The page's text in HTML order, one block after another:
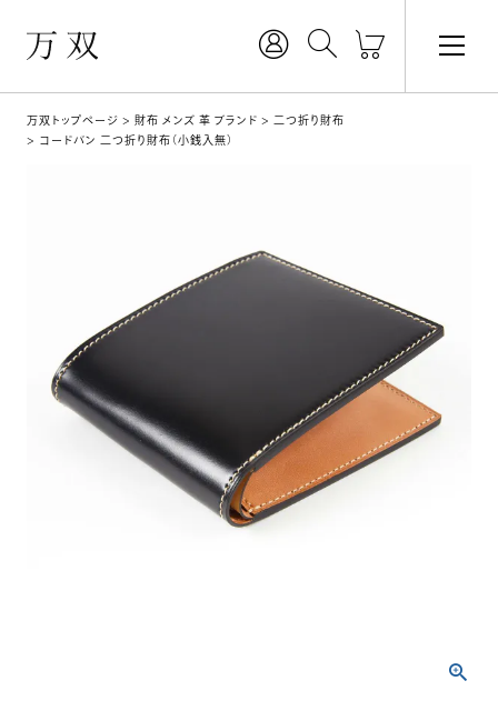
万双トップページ 財布 メンズ 革 ブランド
二つ折り財布
コードバン 二つ折り財布（小銭入無）